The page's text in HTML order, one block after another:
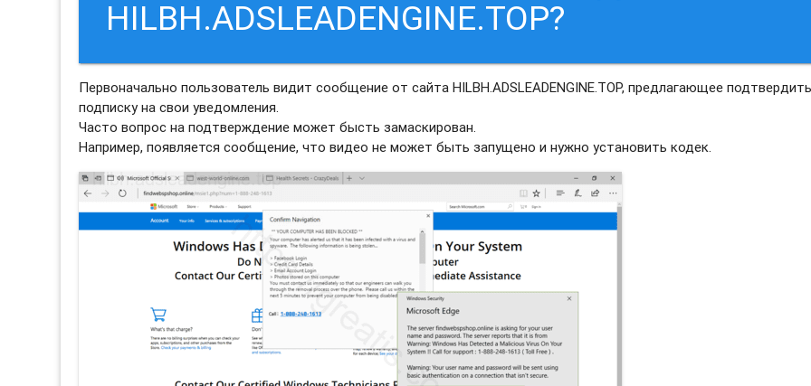
HILBH.ADSLEADENGINE.TOP?
Первоначально пользователь видит сообщение от сайта HILBH.ADSLEADENGINE.TOP, предлагающее
подписку на свои уведомления.
Часто вопрос на подтверждение может бысть замаскирован.
Например, появляется сообщение, что видео не может быть запущено и нужно установить кодек.